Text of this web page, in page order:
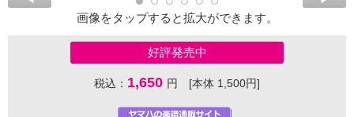
画像をタップすると拡大ができます。
好評発売中
税込： 1,650 円 [本体 1,500円]